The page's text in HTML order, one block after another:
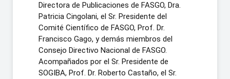
Directora de Publicaciones de FASGO, Dra.
Patricia Cingolani, el Sr. Presidente del
Comité Científico de FASGO, Prof. Dr.
Francisco Gago, y demás miembros del
Consejo Directivo Nacional de FASGO.
Acompañados por el Sr. Presidente de
SOGIBA, Prof. Dr. Roberto Castaño, el Sr.